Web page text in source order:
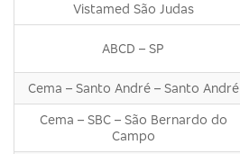
Vistamed São Judas
ABCD – SP
Cema – Santo André – Santo André
Cema – SBC – São Bernardo do
Campo